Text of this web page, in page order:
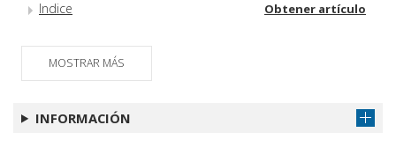
Indice Obtener artículo
MOSTRAR MÁS
INFORMACIÓN